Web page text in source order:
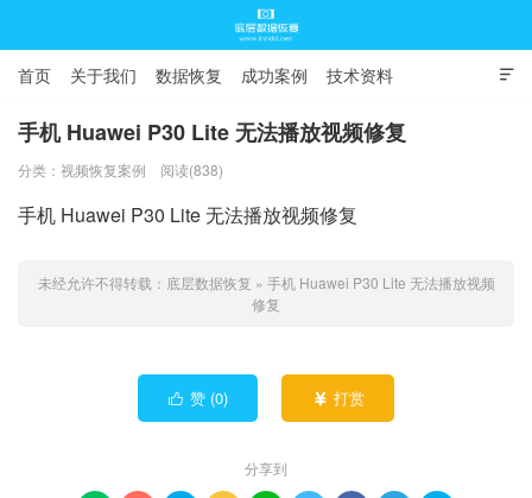

首页 关于我们 数据恢复 成功案例 技术资料
常见问题
手机 Huawei P30 Lite 无法播放视频修复
分类： 视频恢复案例 阅读(838)
手机 Huawei P30 Lite 无法播放视频修复
未经允许不得转载： 底层数据恢复 » 手机 Huawei P30 Lite 无法播放视频
修复
 赞 (0)  打赏
分享到